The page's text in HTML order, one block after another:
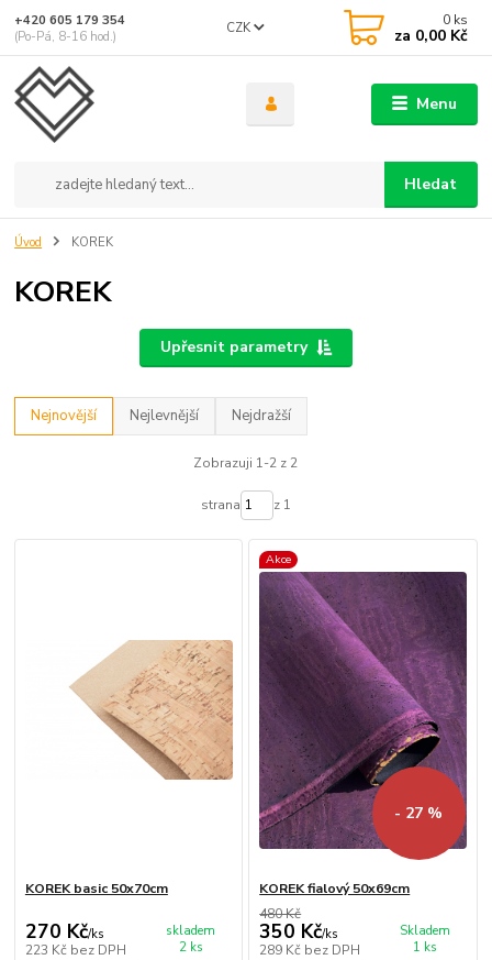
Menu
CZK
Hledat
+420 605 179 354
(Po-Pá, 8-16 hod.)
0 ks
za 0,00 Kč
Úvod KOREK
KOREK
Upřesnit parametry
Nejnovější Nejlevnější Nejdražší
Zobrazuji 1-2 z 2
strana z 1
KOREK basic 50x70cm
270 Kč/ks
223 Kč bez DPH
skladem
2 ks
Akce
- 27 %
KOREK fialový 50x69cm
480 Kč
350 Kč/ks
289 Kč bez DPH
Skladem
1 ks